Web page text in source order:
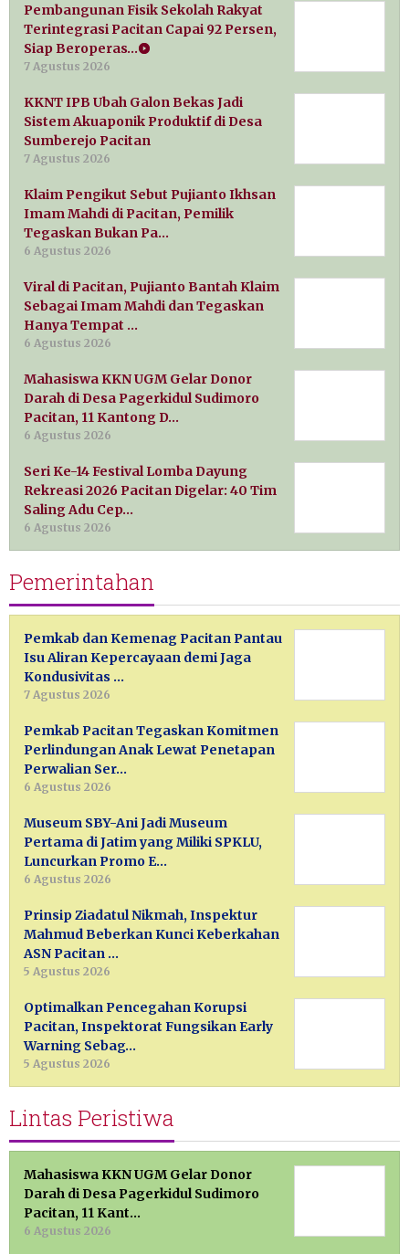
Pembangunan Fisik Sekolah Rakyat
Terintegrasi Pacitan Capai 92 Persen,
Siap Beroperas…
7 Agustus 2026
KKNT IPB Ubah Galon Bekas Jadi
Sistem Akuaponik Produktif di Desa
Sumberejo Pacitan
7 Agustus 2026
Klaim Pengikut Sebut Pujianto Ikhsan
Imam Mahdi di Pacitan, Pemilik
Tegaskan Bukan Pa…
6 Agustus 2026
Viral di Pacitan, Pujianto Bantah Klaim
Sebagai Imam Mahdi dan Tegaskan
Hanya Tempat …
6 Agustus 2026
Mahasiswa KKN UGM Gelar Donor
Darah di Desa Pagerkidul Sudimoro
Pacitan, 11 Kantong D…
6 Agustus 2026
Seri Ke-14 Festival Lomba Dayung
Rekreasi 2026 Pacitan Digelar: 40 Tim
Saling Adu Cep…
6 Agustus 2026
Pemerintahan
Pemkab dan Kemenag Pacitan Pantau
Isu Aliran Kepercayaan demi Jaga
Kondusivitas …
7 Agustus 2026
Pemkab Pacitan Tegaskan Komitmen
Perlindungan Anak Lewat Penetapan
Perwalian Ser…
6 Agustus 2026
Museum SBY-Ani Jadi Museum
Pertama di Jatim yang Miliki SPKLU,
Luncurkan Promo E…
6 Agustus 2026
Prinsip Ziadatul Nikmah, Inspektur
Mahmud Beberkan Kunci Keberkahan
ASN Pacitan …
5 Agustus 2026
Optimalkan Pencegahan Korupsi
Pacitan, Inspektorat Fungsikan Early
Warning Sebag…
5 Agustus 2026
Lintas Peristiwa
Mahasiswa KKN UGM Gelar Donor
Darah di Desa Pagerkidul Sudimoro
Pacitan, 11 Kant…
6 Agustus 2026